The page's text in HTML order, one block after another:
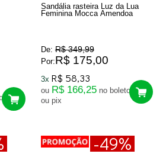
Sandália rasteira Luz da Lua
Feminina Mocca Amendoa
De: R$ 349,99
Por:R$ 175,00
3x R$ 58,33
ou R$ 166,25 no boleto
ou pix
-49%